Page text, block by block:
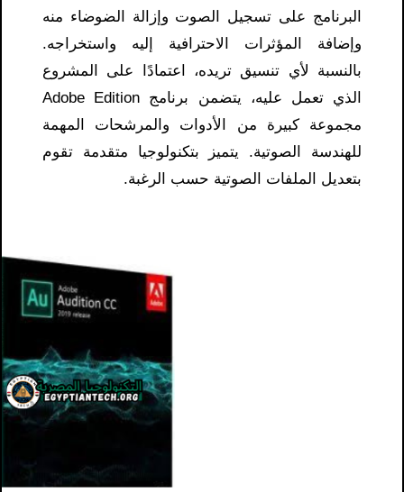
البرنامج على تسجيل الصوت وإزالة الضوضاء منه
وإضافة المؤثرات الاحترافية إليه واستخراجه.
بالنسبة لأي تنسيق تريده، اعتمادًا على المشروع
الذي تعمل عليه، يتضمن برنامج Adobe Edition
مجموعة كبيرة من الأدوات والمرشحات المهمة
للهندسة الصوتية. يتميز بتكنولوجيا متقدمة تقوم
بتعديل الملفات الصوتية حسب الرغبة.